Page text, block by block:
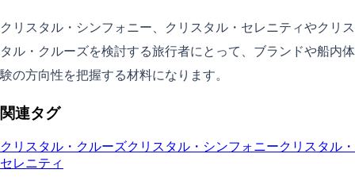
クリスタル・シンフォニー、クリスタル・セレニティやクリス
タル・クルーズを検討する旅行者にとって、ブランドや船内体
験の方向性を把握する材料になります。
関連タグ
クリスタル・クルーズクリスタル・シンフォニークリスタル・
セレニティ